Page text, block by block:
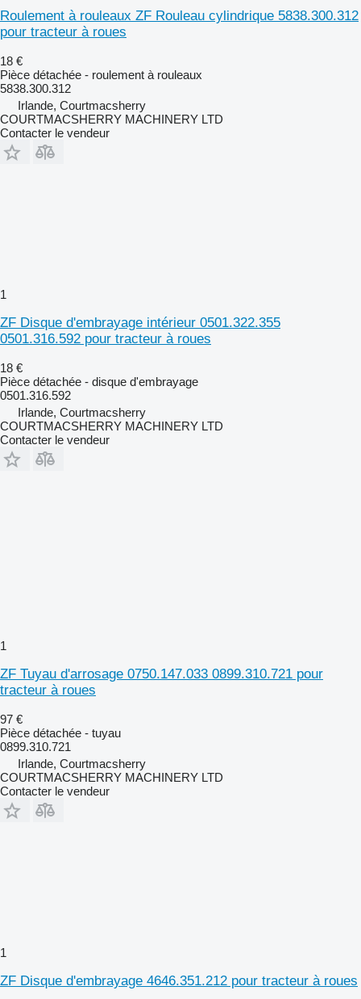
Roulement à rouleaux ZF Rouleau cylindrique 5838.300.312
pour tracteur à roues
18 €
Pièce détachée - roulement à rouleaux
5838.300.312
Irlande, Courtmacsherry
COURTMACSHERRY MACHINERY LTD
Contacter le vendeur
1
ZF Disque d'embrayage intérieur 0501.322.355
0501.316.592 pour tracteur à roues
18 €
Pièce détachée - disque d'embrayage
0501.316.592
Irlande, Courtmacsherry
COURTMACSHERRY MACHINERY LTD
Contacter le vendeur
1
ZF Tuyau d'arrosage 0750.147.033 0899.310.721 pour
tracteur à roues
97 €
Pièce détachée - tuyau
0899.310.721
Irlande, Courtmacsherry
COURTMACSHERRY MACHINERY LTD
Contacter le vendeur
1
ZF Disque d'embrayage 4646.351.212 pour tracteur à roues